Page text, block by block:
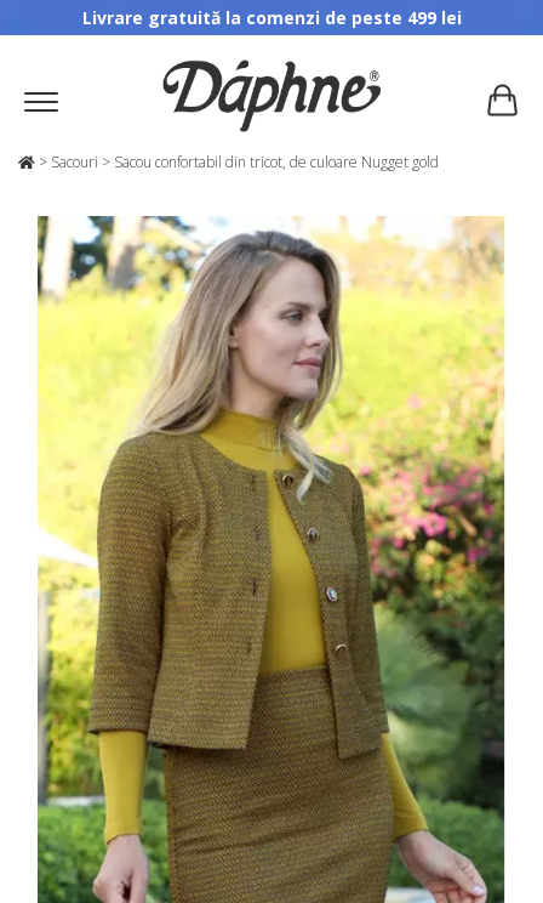
Livrare gratuită la comenzi de peste 499 lei
> Sacouri > Sacou confortabil din tricot, de culoare Nugget gold